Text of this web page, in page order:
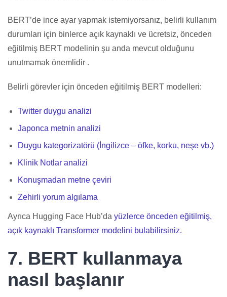
BERT’de ince ayar yapmak istemiyorsanız, belirli kullanım
durumları için binlerce açık kaynaklı ve ücretsiz, önceden
eğitilmiş BERT modelinin şu anda mevcut olduğunu
unutmamak önemlidir .
Belirli görevler için önceden eğitilmiş BERT modelleri:
Twitter duygu analizi
Japonca metnin analizi
Duygu kategorizatörü (İngilizce – öfke, korku, neşe vb.)
Klinik Notlar analizi
Konuşmadan metne çeviri
Zehirli yorum algılama
Ayrıca Hugging Face Hub’da yüzlerce önceden eğitilmiş,
açık kaynaklı Transformer modelini bulabilirsiniz.
7. BERT kullanmaya
nasıl başlanır